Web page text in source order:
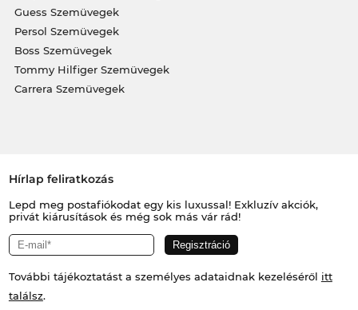
Guess Szemüvegek
Persol Szemüvegek
Boss Szemüvegek
Tommy Hilfiger Szemüvegek
Carrera Szemüvegek
Hírlap feliratkozás
Lepd meg postafiókodat egy kis luxussal! Exkluzív akciók,
privát kiárusítások és még sok más vár rád!
További tájékoztatást a személyes adataidnak kezeléséről itt
találsz.